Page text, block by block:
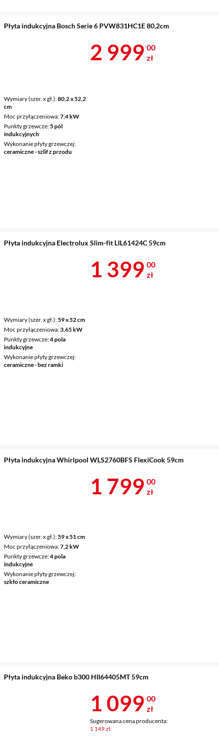
Płyta indukcyjna Bosch Serie 6 PVW831HC1E 80,2cm
Wymiary (szer. x gł.) 80,2 x 52,2
cm
Moc przyłączeniowa 7,4 kW
Punkty grzewcze 5 pól
indukcyjnych
Wykonanie płyty grzewczej
ceramiczne - szlif z przodu
Cena 2 999 zł
2 999 00
zł
Płyta indukcyjna Electrolux Slim-fit LIL61424C 59cm
Wymiary (szer. x gł.) 59 x 52 cm
Moc przyłączeniowa 3,65 kW
Punkty grzewcze 4 pola
indukcyjne
Wykonanie płyty grzewczej
ceramiczne - bez ramki
Cena 1 399 zł
1 399 00
zł
Płyta indukcyjna Whirlpool WLS2760BFS FlexiCook 59cm
Wymiary (szer. x gł.) 59 x 51 cm
Moc przyłączeniowa 7,2 kW
Punkty grzewcze 4 pola
indukcyjne
Wykonanie płyty grzewczej
szkło ceramiczne
Cena 1 799 zł
1 799 00
zł
Płyta indukcyjna Beko b300 HII64405MT 59cm
Cena 1 099 zł
1 099 00
zł
Sugerowana cena producenta:
1 149 zł